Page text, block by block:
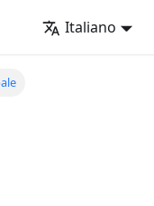
Italiano